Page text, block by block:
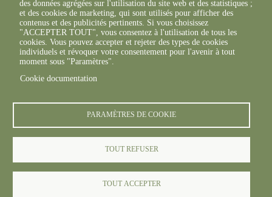
C/O CIRAD Sainte Marie
97130 Capesterre B/E
+33(0)5 90 41 68 40
© FREDON 2019 -Mentions légales
des données agrégées sur l'utilisation du site web et des statistiques ;
et des cookies de marketing, qui sont utilisés pour afficher des
contenus et des publicités pertinents. Si vous choisissez
"ACCEPTER TOUT", vous consentez à l'utilisation de tous les
cookies. Vous pouvez accepter et rejeter des types de cookies
individuels et révoquer votre consentement pour l'avenir à tout
moment sous "Paramètres".
Cookie documentation
PARAMÈTRES DE COOKIE
TOUT REFUSER
TOUT ACCEPTER